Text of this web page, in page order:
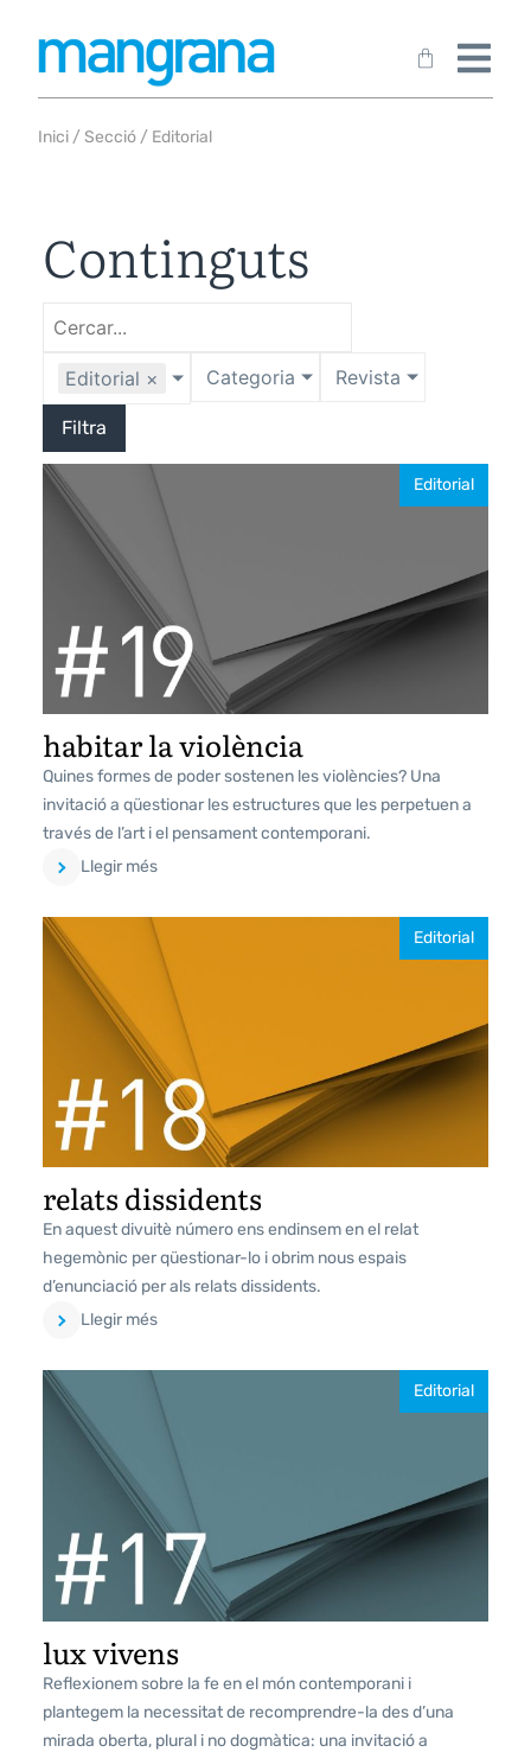
Inici / Secció / Editorial
Continguts
Editorial × Categoria Revista
Filtra
Editorial
habitar la violència
Quines formes de poder sostenen les violències? Una
invitació a qüestionar les estructures que les perpetuen a
través de l’art i el pensament contemporani.
Llegir més
Editorial
relats dissidents
En aquest divuitè número ens endinsem en el relat
hegemònic per qüestionar-lo i obrim nous espais
d’enunciació per als relats dissidents.
Llegir més
Editorial
lux vivens
Reflexionem sobre la fe en el món contemporani i
plantegem la necessitat de recomprendre-la des d’una
mirada oberta, plural i no dogmàtica: una invitació a